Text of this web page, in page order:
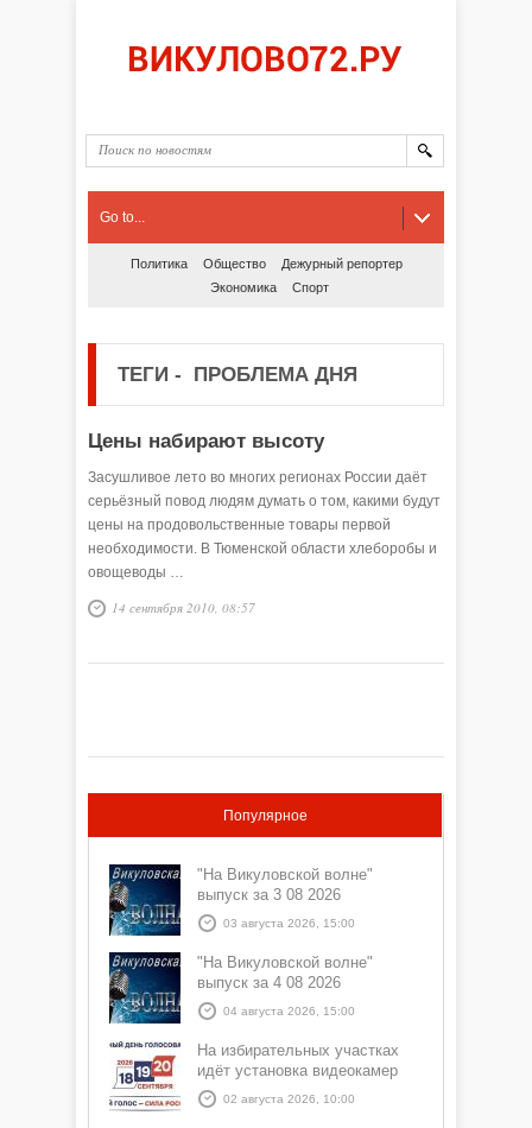
Go to...
Политика Общество
Дежурный репортер
Экономика
Спорт
ТЕГИ - ПРОБЛЕМА ДНЯ
Цены набирают высоту
Засушливое лето во многих регионах России даёт
серьёзный повод людям думать о том, какими будут
цены на продовольственные товары первой
необходимости. В Тюменской области хлеборобы и
овощеводы …
14 сентября 2010, 08:57
Популярное
"На Викуловской волне"
выпуск за 3 08 2026
03 августа 2026, 15:00
"На Викуловской волне"
выпуск за 4 08 2026
04 августа 2026, 15:00
На избирательных участках
идёт установка видеокамер
02 августа 2026, 10:00